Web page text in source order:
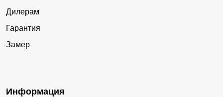
Дилерам
Гарантия
Замер
Информация